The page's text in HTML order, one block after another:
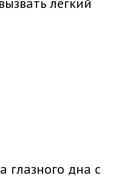
глазного дна с